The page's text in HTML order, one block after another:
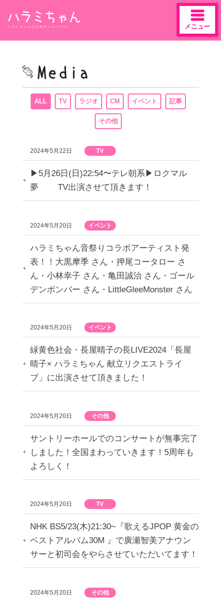
content
ハラミちゃんの公式ホームページ♪ メニュー
ALL TV ラジオ CM イベント 記事
その他
2024年5月22日 TV
▶︎5月26日(日)22:54〜テレ朝系▶︎ロクマル
夢 TV出演させて頂きます！
2024年5月20日 イベント
ハラミちゃん音祭りコラボアーティスト発
表！！大黒摩季 さん・押尾コータロー さ
ん・小林幸子 さん・亀田誠治 さん・ゴール
デンボンバー さん・LittleGleeMonster さん
2024年5月20日 イベント
緑黄色社会・長屋晴子の長LIVE2024「長屋
晴子× ハラミちゃん 献立リクエストライ
ブ」に出演させて頂きました！
2024年5月20日 その他
サントリーホールでのコンサートが無事完了
しました！全国まわっていきます！5周年も
よろしく！
2024年5月20日 TV
NHK BS5/23(木)21:30~『歌えるJPOP 黄金の
ベストアルバム30M 』で廣瀬智美アナウン
サーと初司会をやらさせていただいてます！
2024年5月20日 その他